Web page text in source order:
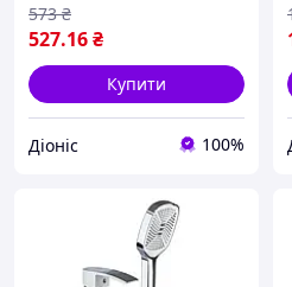
527.16₴
573 ₴
Купити
Діоніс 100%